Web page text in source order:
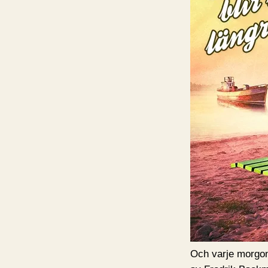
Och varje